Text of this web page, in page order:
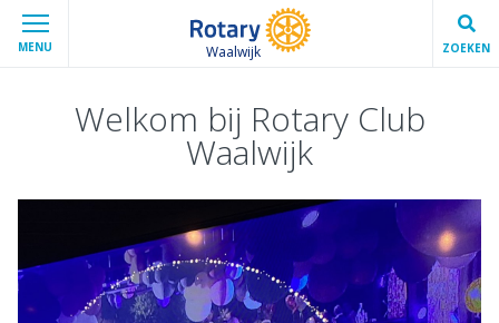
MENU Waalwijk ZOEKEN
Welkom bij Rotary Club
Waalwijk